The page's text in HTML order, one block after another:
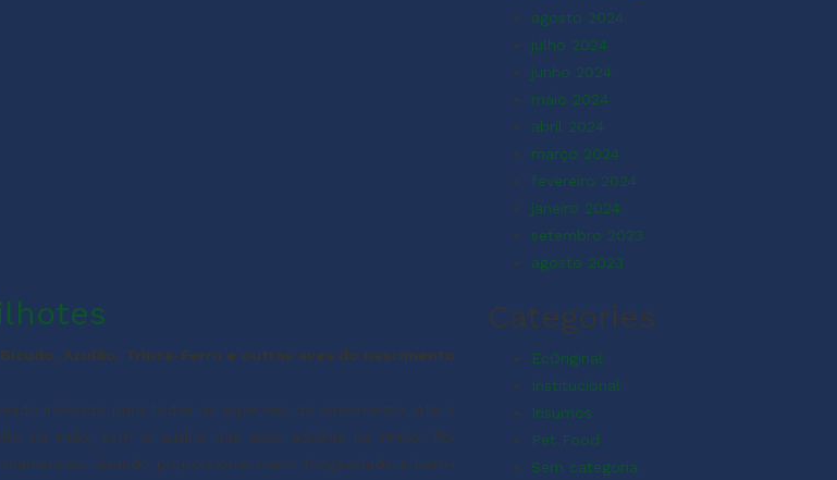
Azulão, Trinca-Ferro e outras aves do nascimento
indicado para todas as espécies, do nascimento, até o
na mão, sem o auxílio das aves adultas no ninho. Foi
visando proporcionar maior longevidade e bem-
agosto 2024
julho 2024
junho 2024
maio 2024
abril 2024
março 2024
fevereiro 2024
janeiro 2024
setembro 2023
agosto 2023
Categories
EcOriginal
Institucional
Insumos
Pet Food
Sem categoria